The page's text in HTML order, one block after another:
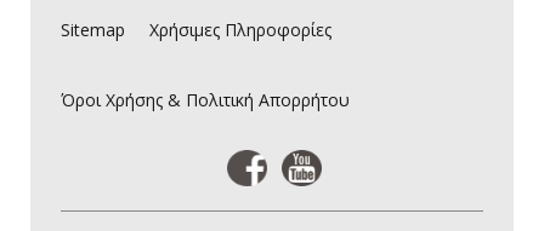
Sitemap
Όροι Χρήσης & Πολιτική Απορρήτου
Είσοδος Πελατών
Sitemap Χρήσιμες Πληροφορίες
Όροι Χρήσης & Πολιτική Απορρήτου